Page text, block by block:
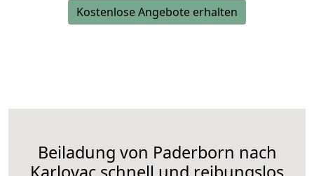
Kostenlose Angebote erhalten
Beiladung von Paderborn nach